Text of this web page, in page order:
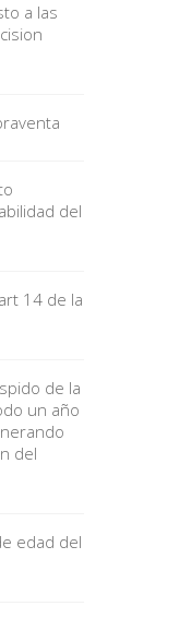
a las
del
14 de la
de la
un año
del
edad del